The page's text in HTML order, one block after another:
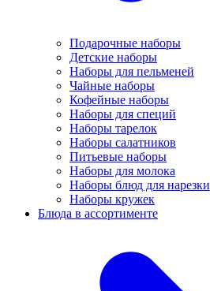
Подарочные наборы
Детские наборы
Наборы для пельменей
Чайные наборы
Кофейные наборы
Наборы для специй
Наборы тарелок
Наборы салатников
Питьевые наборы
Наборы для молока
Наборы блюд для нарезки
Наборы кружек
Блюда в ассортименте